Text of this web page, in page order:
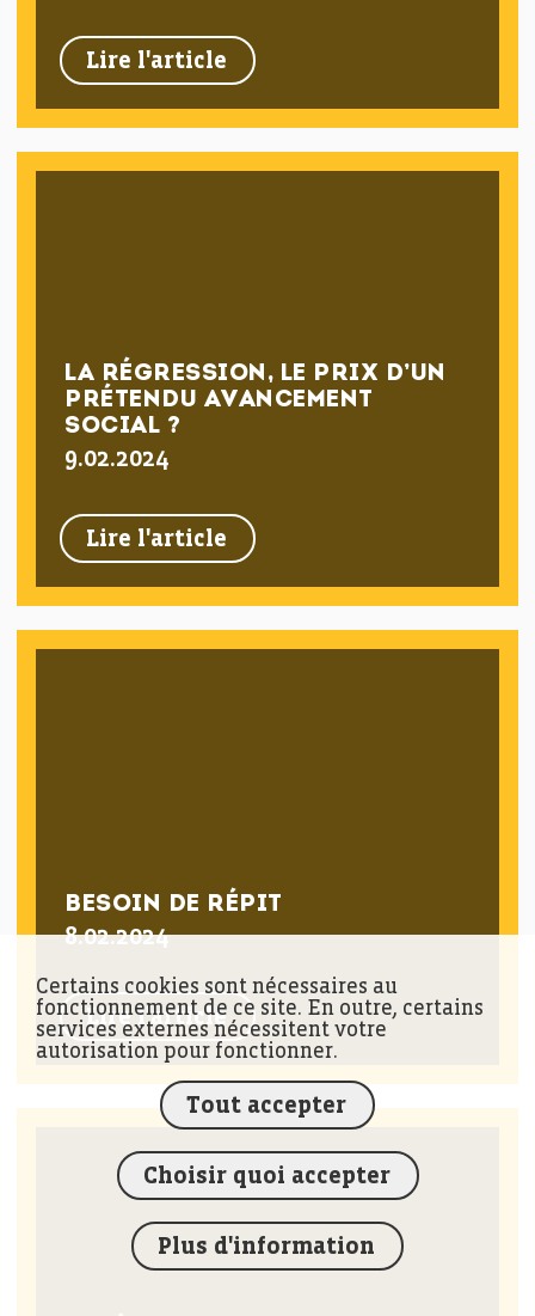
Lire l'article
LA RÉGRESSION, LE PRIX D’UN
PRÉTENDU AVANCEMENT
SOCIAL ?
Lire l'article
9.02.2024
BESOIN DE RÉPIT
Lire l'article
8.02.2024
Certains cookies sont nécessaires au
fonctionnement de ce site. En outre, certains
services externes nécessitent votre
autorisation pour fonctionner.
Tout accepter
Choisir quoi accepter
Plus d'information